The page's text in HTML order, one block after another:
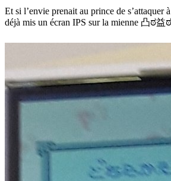
Et si l’envie prenait au prince de s’attaquer
déjà mis un écran IPS sur la mienne 凸ಠ益